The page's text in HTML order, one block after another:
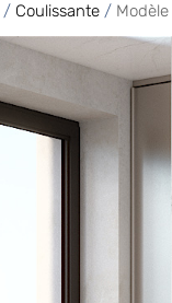
/ Coulissante / Modèle